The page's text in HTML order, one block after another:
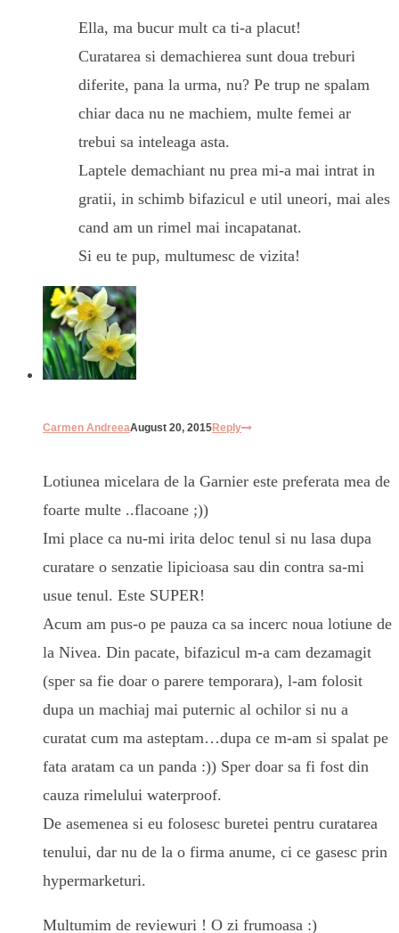
Ella, ma bucur mult ca ti-a placut!
Curatarea si demachierea sunt doua treburi
diferite, pana la urma, nu? Pe trup ne spalam
chiar daca nu ne machiem, multe femei ar
trebui sa inteleaga asta.
Laptele demachiant nu prea mi-a mai intrat in
gratii, in schimb bifazicul e util uneori, mai ales
cand am un rimel mai incapatanat.
Si eu te pup, multumesc de vizita!
Carmen AndreeaAugust 20, 2015Reply
Lotiunea micelara de la Garnier este preferata mea de
foarte multe ..flacoane ;))
Imi place ca nu-mi irita deloc tenul si nu lasa dupa
curatare o senzatie lipicioasa sau din contra sa-mi
usue tenul. Este SUPER!
Acum am pus-o pe pauza ca sa incerc noua lotiune de
la Nivea. Din pacate, bifazicul m-a cam dezamagit
(sper sa fie doar o parere temporara), l-am folosit
dupa un machiaj mai puternic al ochilor si nu a
curatat cum ma asteptam…dupa ce m-am si spalat pe
fata aratam ca un panda :)) Sper doar sa fi fost din
cauza rimelului waterproof.
De asemenea si eu folosesc buretei pentru curatarea
tenului, dar nu de la o firma anume, ci ce gasesc prin
hypermarketuri.
Multumim de reviewuri ! O zi frumoasa :)